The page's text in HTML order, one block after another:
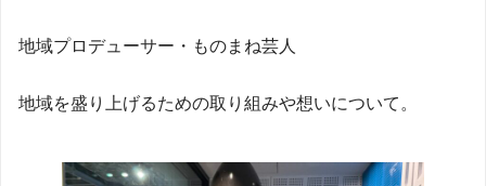
地域プロデューサー・ものまね芸人
地域を盛り上げるための取り組みや想いについて。